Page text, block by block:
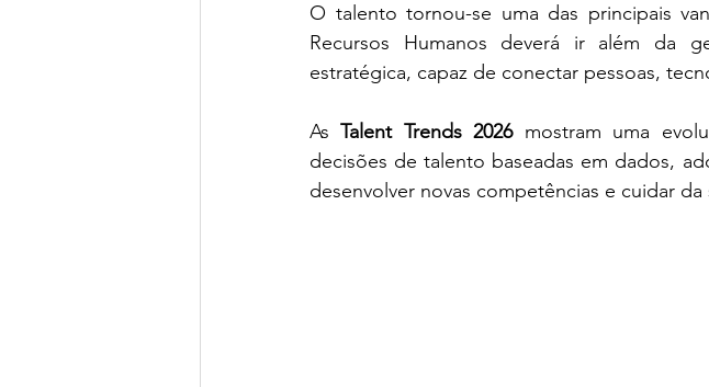
O talento tornou-se uma das principais
Recursos Humanos deverá ir além da
estratégica, capaz de conectar pessoas,
As Talent Trends 2026 mostram uma
decisões de talento baseadas em dados,
desenvolver novas competências e cuidar